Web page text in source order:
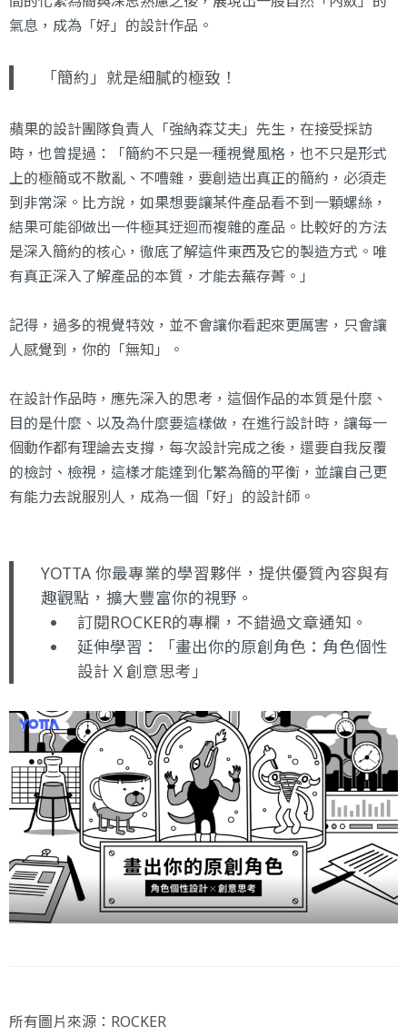
氣息，成為「好」的設計作品。
「簡約」就是細膩的極致！
蘋果的設計團隊負責人「強納森艾夫」先生，在接受採訪
時，也曾提過：「簡約不只是一種視覺風格，也不只是形式
上的極簡或不散亂、不嘈雜，要創造出真正的簡約，必須走
到非常深。比方說，如果想要讓某件產品看不到一顆螺絲，
結果可能卻做出一件極其迂迴而複雜的產品。比較好的方法
是深入簡約的核心，徹底了解這件東西及它的製造方式。唯
有真正深入了解產品的本質，才能去蕪存菁。」
記得，過多的視覺特效，並不會讓你看起來更厲害，只會讓
人感覺到，你的「無知」。
在設計作品時，應先深入的思考，這個作品的本質是什麼、
目的是什麼、以及為什麼要這樣做，在進行設計時，讓每一
個動作都有理論去支撐，每次設計完成之後，還要自我反覆
的檢討、檢視，這樣才能達到化繁為簡的平衡，並讓自己更
有能力去說服別人，成為一個「好」的設計師。
YOTTA 你最專業的學習夥伴，提供優質內容與有
趣觀點，擴大豐富你的視野。
訂閱ROCKER的專欄 ，不錯過文章通知。
延伸學習：
「畫出你的原創角色：角色個性
設計Ｘ創意思考」
所有圖片來源：ROCKER